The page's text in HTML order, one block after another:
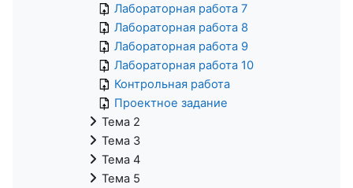
Лабораторная работа 7
Лабораторная работа 8
Лабораторная работа 9
Лабораторная работа 10
Контрольная работа
Проектное задание
Тема 2
Тема 3
Тема 4
Тема 5